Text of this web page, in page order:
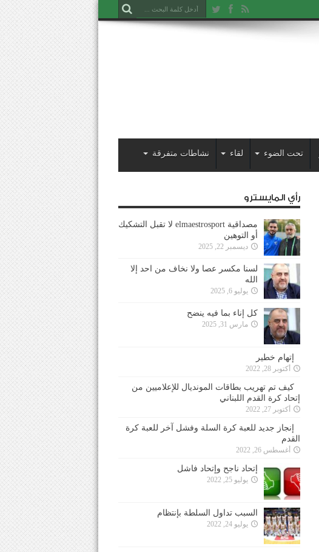
تحت الضوء لقاء نشاطات متفرقة
رأي المايسترو
مصداقية elmaestrosport لا تقبل التشكيك
أو التوهين
ديسمبر 22, 2025
لسنا مكسر عصا ولا نخاف من احد إلا
الله
يوليو 6, 2025
كل إناء بما فيه ينضح
مارس 31, 2025
إتهام خطير
أكتوبر 28, 2022
كيف تم تهريب بطاقات المونديال للإعلاميين من
إتحاد كرة القدم اللبناني
أكتوبر 27, 2022
إنجاز جديد للعبة كرة السلة وفشل آخر للعبة كرة
القدم
أغسطس 26, 2022
إتحاد ناجح وإتحاد فاشل
يوليو 25, 2022
السبب تداول السلطة بإنتظام
يوليو 24, 2022